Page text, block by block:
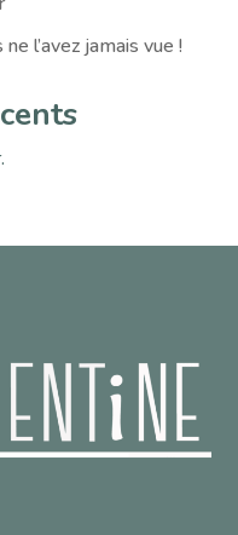
l’avez jamais vue !